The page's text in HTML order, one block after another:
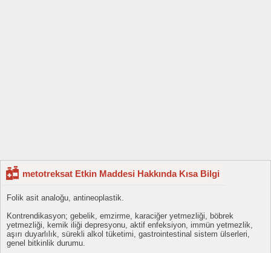
metotreksat Etkin Maddesi Hakkında Kısa Bilgi
Folik asit analoğu, antineoplastik.
Kontrendikasyon; gebelik, emzirme, karaciğer yetmezliği, böbrek
yetmezliği, kemik iliği depresyonu, aktif enfeksiyon, immün yetmezlik,
aşırı duyarlılık, sürekli alkol tüketimi, gastrointestinal sistem ülserleri,
genel bitkinlik durumu.